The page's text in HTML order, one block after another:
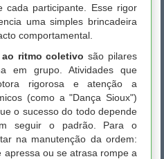
cada participante. Esse rigor
uma simples brincadeira
comportamental.
ritmo coletivo são pilares
em grupo. Atividades que
rigorosa e atenção a
(como a "Dança Sioux")
o sucesso do todo depende
seguir o padrão. Para o
na manutenção da ordem:
apressa ou se atrasa rompe a